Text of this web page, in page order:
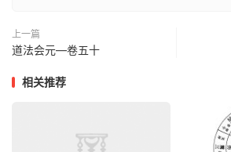
神吏，一合下降，督勒当处城隍主者，
日之内，疾速斡旋造化，燮理阴阳，凝
瑞。俾民安於乐土，庶岁协於丰年。消
广显清微之化，用符祈祷之诚。冒犯天
战栗俟命之至。谨具章奏以闻。谨奏。
上一篇
道法会元—卷五十
相关推荐